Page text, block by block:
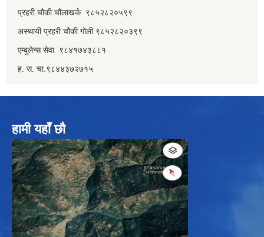
प्रहरी चौकी चौंलाखर्क ९८५२८२०५९९
अस्थायी प्रहरी चौकी गोली ९८५२८२०३९९
एम्बुलेन्स सेवा ९८४१७४३८८१
ह. स. चा.९८४४३७२७१५
हामी यहाँ छौ